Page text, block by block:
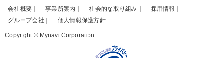
会社概要 事業所案内 社会的な取り組み
採用情報
グループ会社
個人情報保護方針
Copyright © Mynavi Corporation